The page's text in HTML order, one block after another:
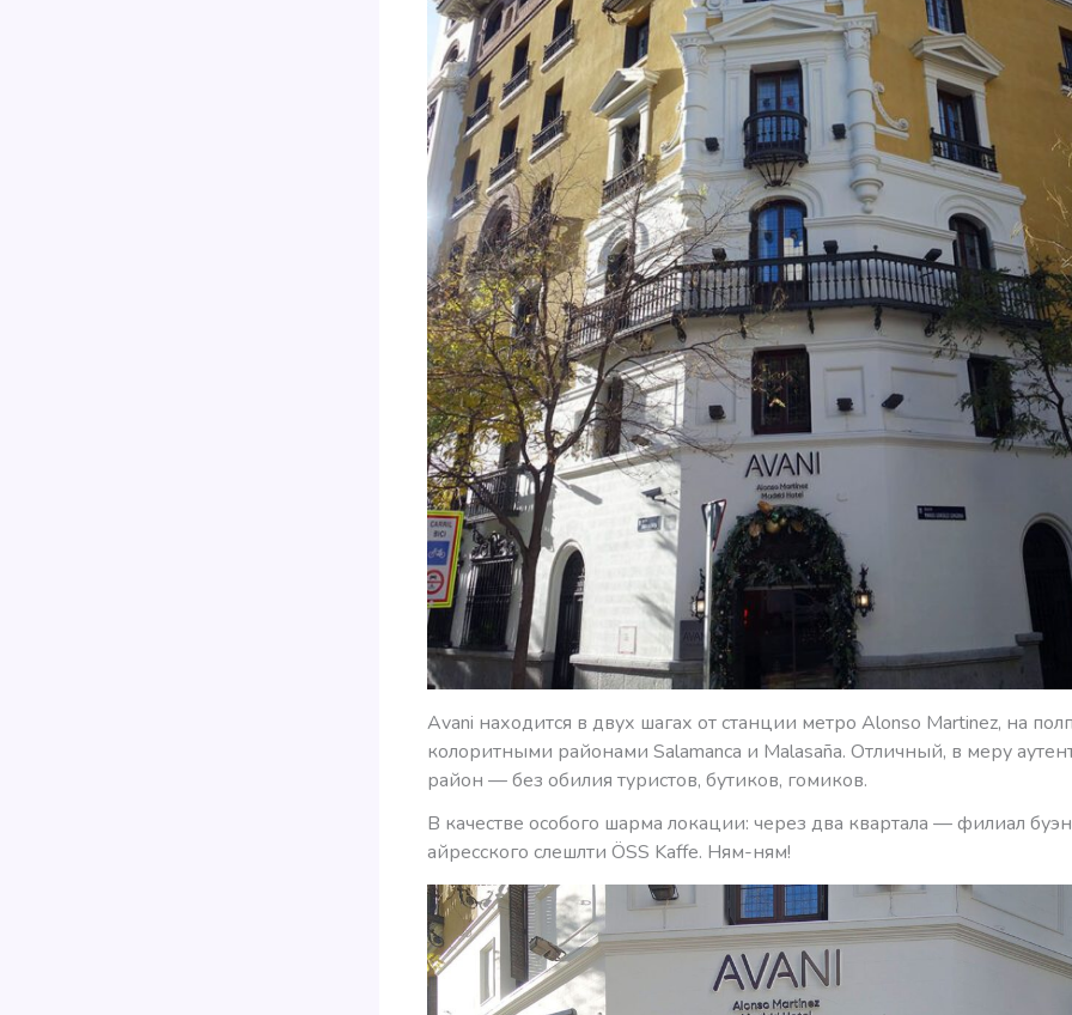
Avani находится в двух шагах от станции метро Alonso Martinez, на
колоритными районами Salamanca и Malasaña. Отличный, в меру
район — без обилия туристов, бутиков, гомиков.
В качестве особого шарма локации: через два квартала — филиал
айресского слешлти ÖSS Kaffe. Ням-ням!